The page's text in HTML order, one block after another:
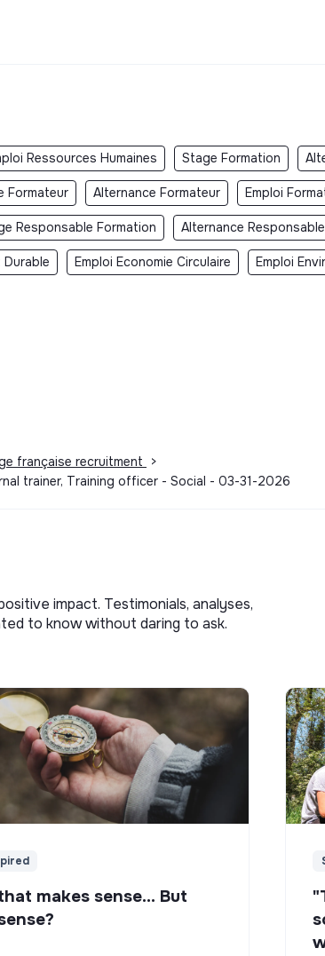
Ressources Humaines Stage Formation
Formateur Alternance Formateur Emploi
Responsable Formation Alternance
Durable Emploi Economie Circulaire Emploi
française recruitment
>
trainer, Training officer - Social - 03-31-2026
impact. Testimonials, analyses,
to know without daring to ask.
makes sense... But